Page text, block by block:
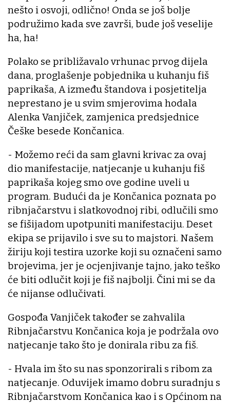
nešto i osvoji, odlično! Onda se još bolje
podružimo kada sve završi, bude još veselije
ha, ha!
Polako se približavalo vrhunac prvog dijela
dana, proglašenje pobjednika u kuhanju fiš
paprikaša, A između štandova i posjetitelja
neprestano je u svim smjerovima hodala
Alenka Vanjiček, zamjenica predsjednice
Češke besede Končanica.
- Možemo reći da sam glavni krivac za ovaj
dio manifestacije, natjecanje u kuhanju fiš
paprikaša kojeg smo ove godine uveli u
program. Budući da je Končanica poznata po
ribnjačarstvu i slatkovodnoj ribi, odlučili smo
se fišijadom upotpuniti manifestaciju. Deset
ekipa se prijavilo i sve su to majstori. Našem
žiriju koji testira uzorke koji su označeni samo
brojevima, jer je ocjenjivanje tajno, jako teško
će biti odlučit koji je fiš najbolji. Čini mi se da
će nijanse odlučivati.
Gospođa Vanjiček također se zahvalila
Ribnjačarstvu Končanica koja je podržala ovo
natjecanje tako što je donirala ribu za fiš.
- Hvala im što su nas sponzorirali s ribom za
natjecanje. Oduvijek imamo dobru suradnju s
Ribnjačarstvom Končanica kao i s Općinom na